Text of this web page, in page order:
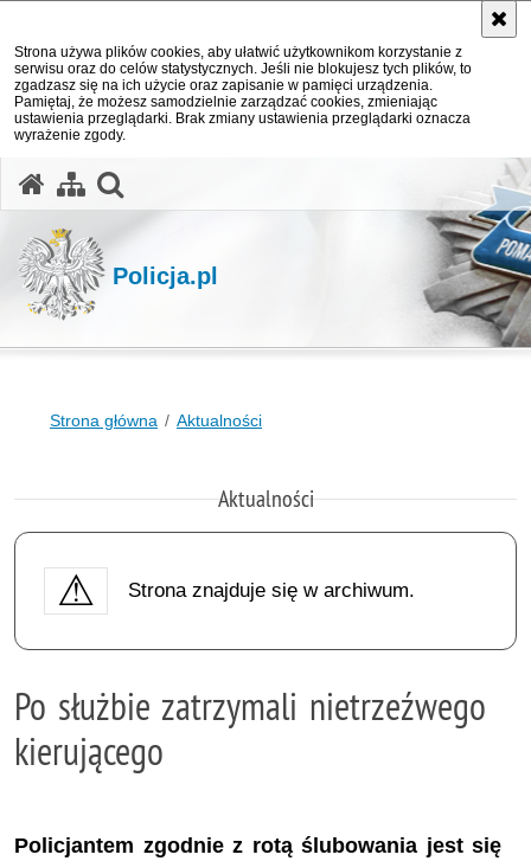
Strona używa plików cookies, aby ułatwić użytkownikom korzystanie z
serwisu oraz do celów statystycznych. Jeśli nie blokujesz tych plików, to
zgadzasz się na ich użycie oraz zapisanie w pamięci urządzenia.
Pamiętaj, że możesz samodzielnie zarządzać cookies, zmieniając
ustawienia przeglądarki. Brak zmiany ustawienia przeglądarki oznacza
wyrażenie zgody.
Policja.pl
Strona główna Aktualności
Aktualności
Strona znajduje się w archiwum.
Po służbie zatrzymali nietrzeźwego
kierującego
Policjantem zgodnie z rotą ślubowania jest się